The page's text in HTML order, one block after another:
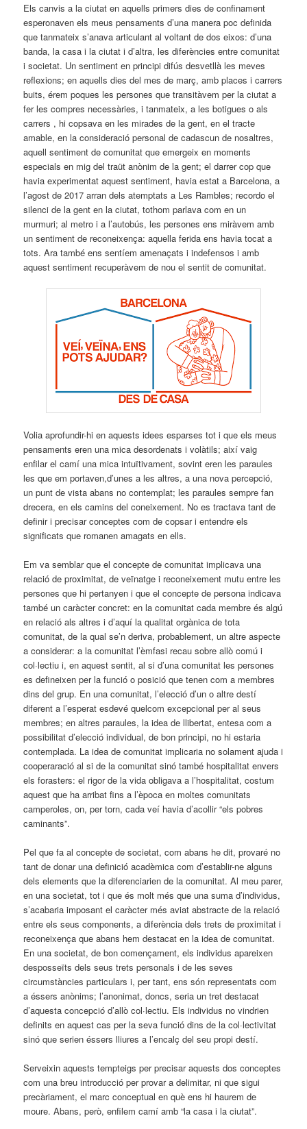
Els canvis a la ciutat en aquells primers dies de confinament
esperonaven els meus pensaments d’una manera poc definida
que tanmateix s’anava articulant al voltant de dos eixos: d’una
banda, la casa i la ciutat i d’altra, les diferències entre comunitat
i societat. Un sentiment en principi difús desvetllà les meves
reflexions; en aquells dies del mes de març, amb places i carrers
buits, érem poques les persones que transitàvem per la ciutat a
fer les compres necessàries, i tanmateix, a les botigues o als
carrers , hi copsava en les mirades de la gent, en el tracte
amable, en la consideració personal de cadascun de nosaltres,
aquell sentiment de comunitat que emergeix en moments
especials en mig del traüt anònim de la gent; el darrer cop que
havia experimentat aquest sentiment, havia estat a Barcelona, a
l’agost de 2017 arran dels atemptats a Les Rambles; recordo el
silenci de la gent en la ciutat, tothom parlava com en un
murmuri; al metro i a l’autobús, les persones ens miràvem amb
un sentiment de reconeixença: aquella ferida ens havia tocat a
tots. Ara també ens sentíem amenaçats i indefensos i amb
aquest sentiment recuperàvem de nou el sentit de comunitat.
Volia aprofundir-hi en aquests idees esparses tot i que els meus
pensaments eren una mica desordenats i volàtils; així vaig
enfilar el camí una mica intuïtivament, sovint eren les paraules
les que em portaven,d’unes a les altres, a una nova percepció,
un punt de vista abans no contemplat; les paraules sempre fan
drecera, en els camins del coneixement. No es tractava tant de
definir i precisar conceptes com de copsar i entendre els
significats que romanen amagats en ells.
Em va semblar que el concepte de comunitat implicava una
relació de proximitat, de veïnatge i reconeixement mutu entre les
persones que hi pertanyen i que el concepte de persona indicava
també un caràcter concret: en la comunitat cada membre és algú
en relació als altres i d’aquí la qualitat orgànica de tota
comunitat, de la qual se’n deriva, probablement, un altre aspecte
a considerar: a la comunitat l’èmfasi recau sobre allò comú i
col·lectiu i, en aquest sentit, al si d’una comunitat les persones
es defineixen per la funció o posició que tenen com a membres
dins del grup. En una comunitat, l’elecció d’un o altre destí
diferent a l’esperat esdevé quelcom excepcional per al seus
membres; en altres paraules, la idea de llibertat, entesa com a
possibilitat d’elecció individual, de bon principi, no hi estaria
contemplada. La idea de comunitat implicaria no solament ajuda i
cooperaració al si de la comunitat sinó també hospitalitat envers
els forasters: el rigor de la vida obligava a l’hospitalitat, costum
aquest que ha arribat fins a l’època en moltes comunitats
camperoles, on, per torn, cada veí havia d’acollir “els pobres
caminants”.
Pel que fa al concepte de societat, com abans he dit, provaré no
tant de donar una definició acadèmica com d’establir-ne alguns
dels elements que la diferenciarien de la comunitat. Al meu parer,
en una societat, tot i que és molt més que una suma d’individus,
s’acabaria imposant el caràcter més aviat abstracte de la relació
entre els seus components, a diferència dels trets de proximitat i
reconeixença que abans hem destacat en la idea de comunitat.
En una societat, de bon començament, els individus apareixen
desposseïts dels seus trets personals i de les seves
circumstàncies particulars i, per tant, ens són representats com
a éssers anònims; l’anonimat, doncs, seria un tret destacat
d’aquesta concepció d’allò col·lectiu. Els individus no vindrien
definits en aquest cas per la seva funció dins de la col·lectivitat
sinó que serien éssers lliures a l’encalç del seu propi destí.
Serveixin aquests tempteigs per precisar aquests dos conceptes
com una breu introducció per provar a delimitar, ni que sigui
precàriament, el marc conceptual en què ens hi haurem de
moure. Abans, però, enfilem camí amb “la casa i la ciutat”.